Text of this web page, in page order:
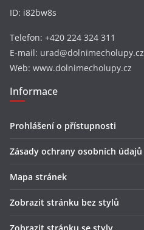
ID: i82bw8s
Telefon: +420 224 324 311
E-mail: urad@dolnimecholupy.cz
Web: www.dolnimecholupy.cz
Informace
Prohlášení o přístupnosti
Zásady ochrany osobních údajů
Mapa stránek
Zobrazit stránku bez stylů